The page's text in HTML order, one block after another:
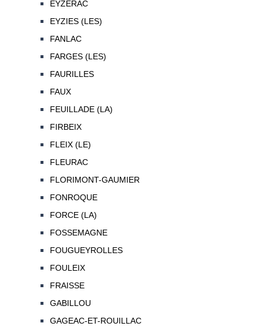
EYZERAC
EYZIES (LES)
FANLAC
FARGES (LES)
FAURILLES
FAUX
FEUILLADE (LA)
FIRBEIX
FLEIX (LE)
FLEURAC
FLORIMONT-GAUMIER
FONROQUE
FORCE (LA)
FOSSEMAGNE
FOUGUEYROLLES
FOULEIX
FRAISSE
GABILLOU
GAGEAC-ET-ROUILLAC